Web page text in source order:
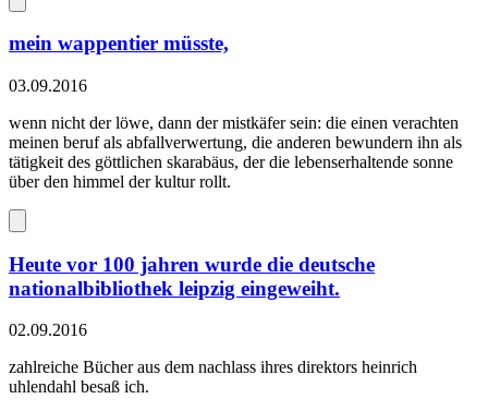
mein wappentier müsste,
03.09.2016
wenn nicht der löwe, dann der mistkäfer sein: die einen verachten
meinen beruf als abfallverwertung, die anderen bewundern ihn als
tätigkeit des göttlichen skarabäus, der die lebenserhaltende sonne
über den himmel der kultur rollt.
Heute vor 100 jahren wurde die deutsche
nationalbibliothek leipzig eingeweiht.
02.09.2016
zahlreiche Bücher aus dem nachlass ihres direktors heinrich
uhlendahl besaß ich.